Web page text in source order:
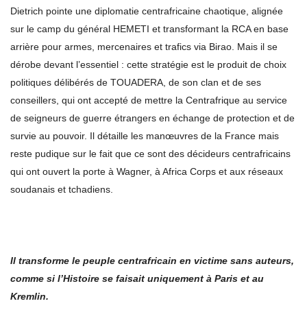
Dietrich pointe une diplomatie centrafricaine chaotique, alignée
sur le camp du général HEMETI et transformant la RCA en base
arrière pour armes, mercenaires et trafics via Birao. Mais il se
dérobe devant l’essentiel : cette stratégie est le produit de choix
politiques délibérés de TOUADERA, de son clan et de ses
conseillers, qui ont accepté de mettre la Centrafrique au service
de seigneurs de guerre étrangers en échange de protection et de
survie au pouvoir. Il détaille les manœuvres de la France mais
reste pudique sur le fait que ce sont des décideurs centrafricains
qui ont ouvert la porte à Wagner, à Africa Corps et aux réseaux
soudanais et tchadiens.
Il transforme le peuple centrafricain en victime sans auteurs,
comme si l’Histoire se faisait uniquement à Paris et au
Kremlin.